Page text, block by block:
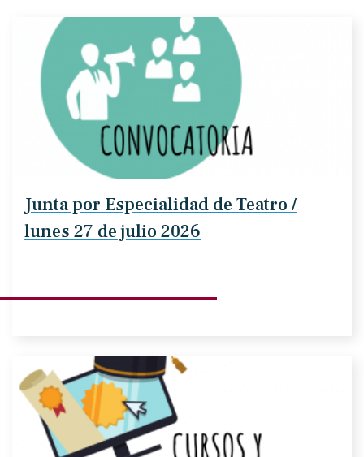
Junta por Especialidad de Teatro /
lunes 27 de julio 2026